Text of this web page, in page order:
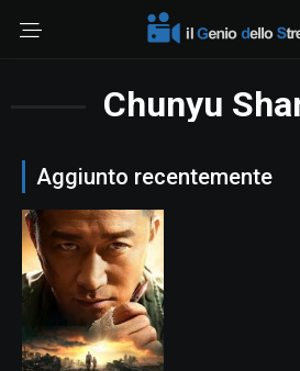
Chunyu
Aggiunto recentemente